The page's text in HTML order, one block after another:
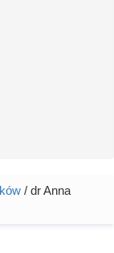
/ dr Anna